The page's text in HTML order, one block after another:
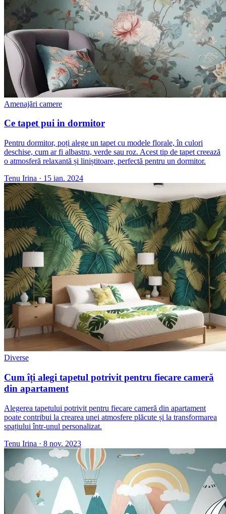
Amenajări camere
Ce tapet pui in dormitor
Pentru dormitor, poți alege un tapet cu modele florale, în culori
deschise, cum ar fi albastru, verde sau roz. Acest tip de tapet creează
o atmosferă relaxantă și liniștitoare, perfectă pentru un dormitor.
Tenu Irina · 15 ian. 2024
Diverse
Cum îți alegi tapetul potrivit pentru fiecare cameră
din apartament
Alegerea tapetului potrivit pentru fiecare cameră din apartament
poate contribui la crearea unei atmosfere plăcute și la transformarea
spațiului într-unul personalizat.
Tenu Irina · 8 nov. 2023